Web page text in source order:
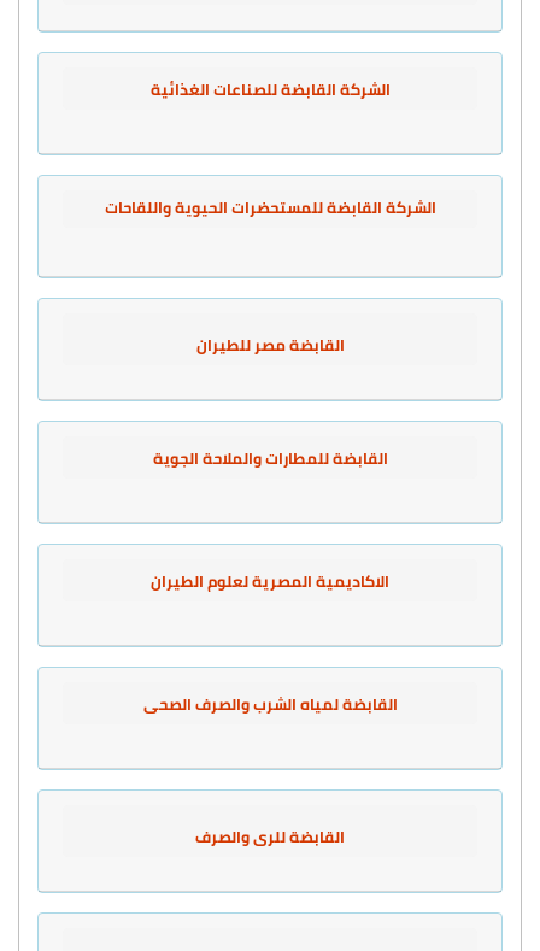
الشركة القابضة للصناعات الغذائية
الشركة القابضة للمستحضرات الحيوية واللقاحات
القابضة مصر للطيران
القابضة للمطارات والملاحة الجوية
الاكاديمية المصرية لعلوم الطيران
القابضة لمياه الشرب والصرف الصحى
القابضة للرى والصرف